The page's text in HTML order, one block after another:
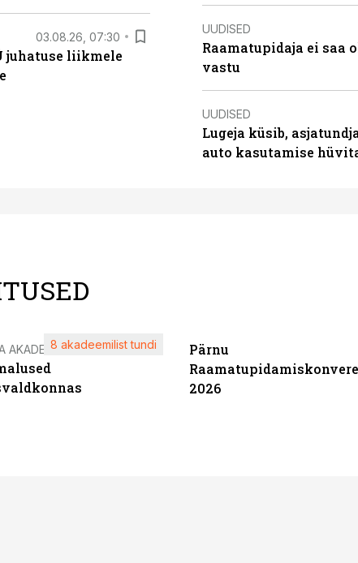
03.08.26, 07:30
juhatuse liikmele
UUDISED
Raamatupidaja ei saa
vastu
UUDISED
Lugeja küsib,
auto kasutamise
AKADEEMIA8 akadeemilist tundi
Pärnu
2026